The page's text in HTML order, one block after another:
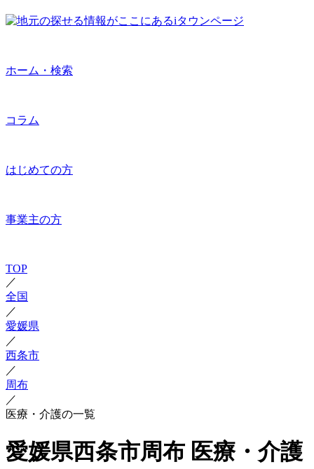
ホーム・検索
コラム
はじめての方
事業主の方
TOP
／
全国
／
愛媛県
／
西条市
／
周布
／
医療・介護の一覧
愛媛県西条市周布 医療・介護